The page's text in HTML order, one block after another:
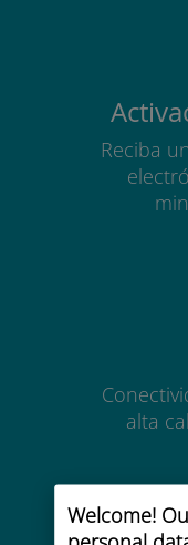
Welcome!
Reciba
alta